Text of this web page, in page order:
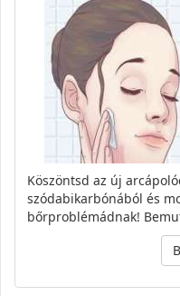
Köszöntsd az új
szódabikarbónából és
bőrproblémádnak!